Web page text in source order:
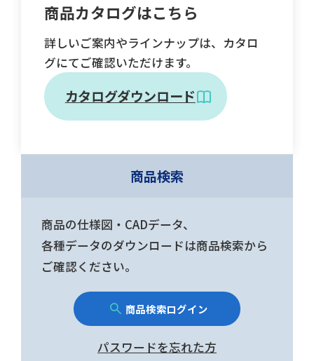
商品カタログはこちら
詳しいご案内やラインナップは、カタロ
グにてご確認いただけます。
カタログダウンロード
商品検索
商品の仕様図・CADデータ、
各種データのダウンロードは商品検索から
ご確認ください。
商品検索ログイン
パスワードを忘れた方